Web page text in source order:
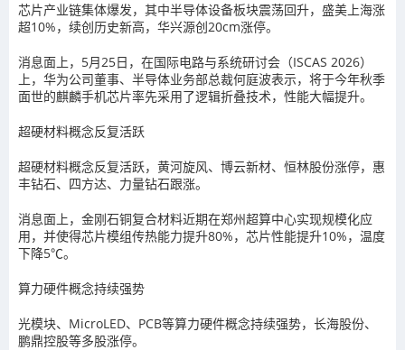
芯片产业链集体爆发，其中半导体设备板块震荡回升，盛美上海涨
超10%，续创历史新高，华兴源创20cm涨停。
消息面上，5月25日，在国际电路与系统研讨会（ISCAS 2026）
上，华为公司董事、半导体业务部总裁何庭波表示，将于今年秋季
面世的麒麟手机芯片率先采用了逻辑折叠技术，性能大幅提升。
超硬材料概念反复活跃
超硬材料概念反复活跃，黄河旋风、博云新材、恒林股份涨停，惠
丰钻石、四方达、力量钻石跟涨。
消息面上，金刚石铜复合材料近期在郑州超算中心实现规模化应
用，并使得芯片模组传热能力提升80%，芯片性能提升10%，温度
下降5℃。
算力硬件概念持续强势
光模块、MicroLED、PCB等算力硬件概念持续强势，长海股份、
鹏鼎控股等多股涨停。